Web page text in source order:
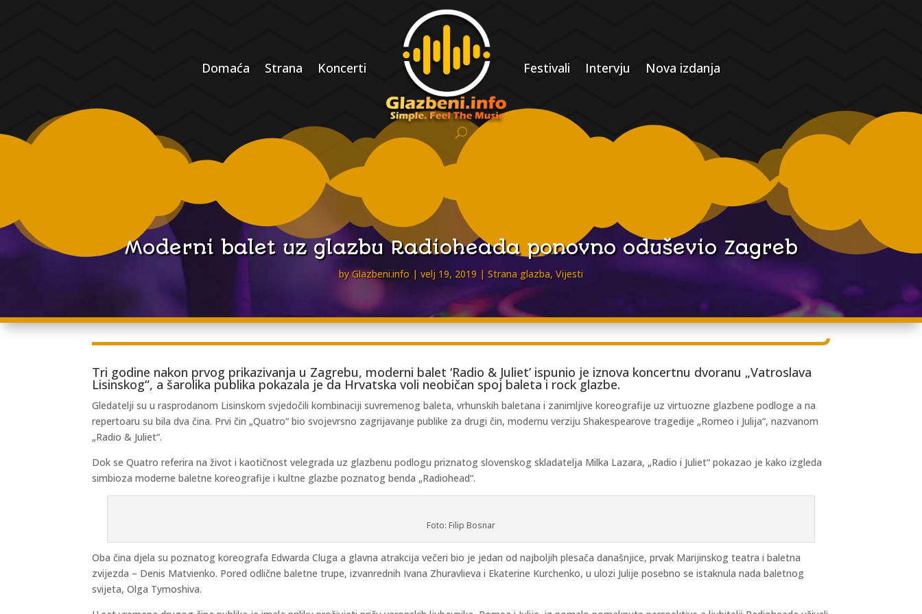
Domaća Strana Koncerti Festivali Intervju Nova izdanja
Moderni balet uz glazbu Radioheada ponovno oduševio Zagreb
byGlazbeni.info velj 19, 2019 Strana glazba, Vijesti
Tri godine nakon prvog prikazivanja u Zagrebu, moderni balet ‘Radio & Juliet’ ispunio je iznova koncertnu dvoranu „Vatroslava
Lisinskog“, a šarolika publika pokazala je da Hrvatska voli neobičan spoj baleta i rock glazbe.
Gledatelji su u rasprodanom Lisinskom svjedočili kombinaciji suvremenog baleta, vrhunskih baletana i zanimljive koreografije uz virtuozne glazbene podloge a na
repertoaru su bila dva čina. Prvi čin „Quatro“ bio svojevrsno zagrijavanje publike za drugi čin, modernu verziju Shakespearove tragedije „Romeo i Julija“, nazvanom
„Radio & Juliet“.
Dok se Quatro referira na život i kaotičnost velegrada uz glazbenu podlogu priznatog slovenskog skladatelja Milka Lazara, „Radio i Juliet“ pokazao je kako izgleda
simbioza moderne baletne koreografije i kultne glazbe poznatog benda „Radiohead“.
Foto: Filip Bosnar
Oba čina djela su poznatog koreografa Edwarda Cluga a glavna atrakcija večeri bio je jedan od najboljih plesača današnjice, prvak Marijinskog teatra i baletna
zvijezda – Denis Matvienko. Pored odlične baletne trupe, izvanrednih Ivana Zhuravlieva i Ekaterine Kurchenko, u ulozi Julije posebno se istaknula nada baletnog
svijeta, Olga Tymoshiva.